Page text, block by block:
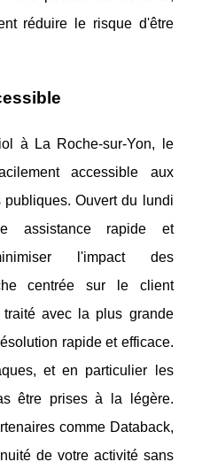
réduire le risque d'être
à La Roche-sur-Yon, le
accessible aux
Ouvert du lundi
assistance rapide et
l'impact des
centrée sur le client
avec la plus grande
rapide et efficace.
et en particulier les
être prises à la légère.
comme Databack,
de votre activité sans